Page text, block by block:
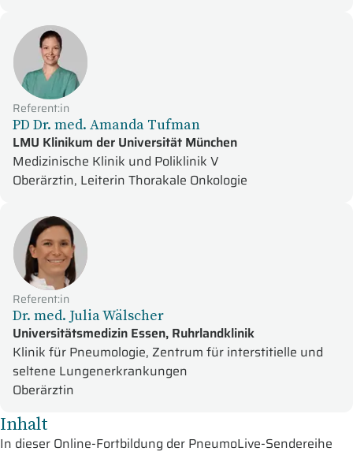
Referent:in
PD Dr. med. Amanda Tufman
LMU Klinikum der Universität München
Medizinische Klinik und Poliklinik V
Oberärztin, Leiterin Thorakale Onkologie
Referent:in
Dr. med. Julia Wälscher
Universitätsmedizin Essen, Ruhrlandklinik
Klinik für Pneumologie, Zentrum für interstitielle und
seltene Lungenerkrankungen
Oberärztin
Inhalt
In dieser Online-Fortbildung der PneumoLive-Sendereihe